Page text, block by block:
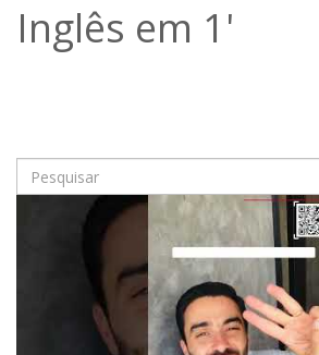
Inglês em 1'